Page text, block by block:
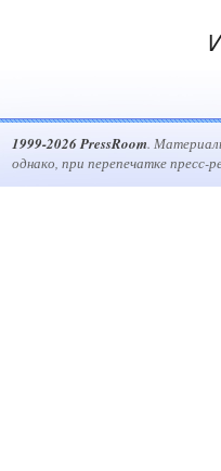
1999-2026 PressRoom.
однако, при перепечатке пресс-